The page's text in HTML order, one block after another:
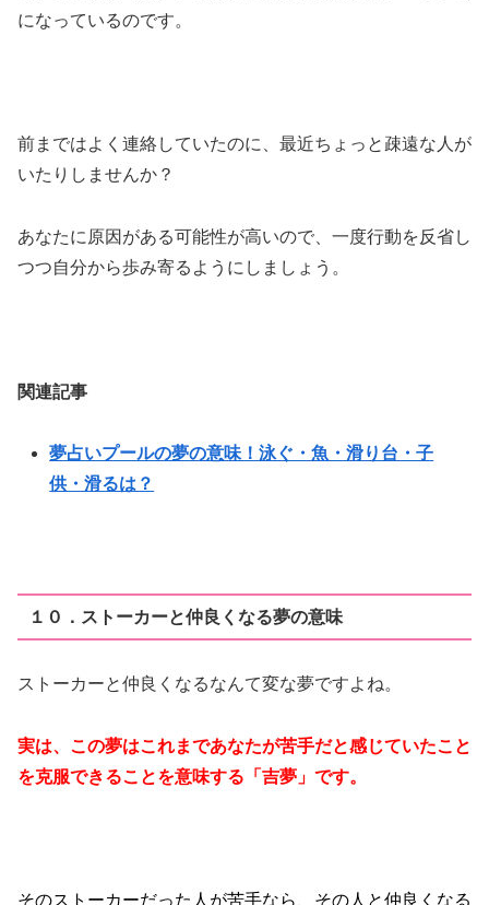
になっているのです。
前まではよく連絡していたのに、最近ちょっと疎遠な人が
いたりしませんか？
あなたに原因がある可能性が高いので、一度行動を反省し
つつ自分から歩み寄るようにしましょう。
関連記事
夢占いプールの夢の意味！泳ぐ・魚・滑り台・子
供・滑るは？
１０．ストーカーと仲良くなる夢の意味
ストーカーと仲良くなるなんて変な夢ですよね。
実は、この夢はこれまであなたが苦手だと感じていたこと
を克服できることを意味する「吉夢」です。
そのストーカーだった人が苦手なら、その人と仲良くなる